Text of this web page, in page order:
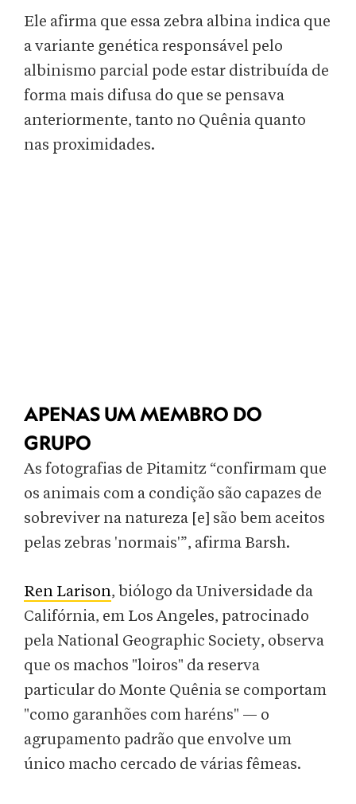
Ele afirma que essa zebra albina indica que
a variante genética responsável pelo
albinismo parcial pode estar distribuída de
forma mais difusa do que se pensava
anteriormente, tanto no Quênia quanto
nas proximidades.
APENAS UM MEMBRO DO
GRUPO
As fotografias de Pitamitz “confirmam que
os animais com a condição são capazes de
sobreviver na natureza [e] são bem aceitos
pelas zebras 'normais'”, afirma Barsh.
Ren Larison, biólogo da Universidade da
Califórnia, em Los Angeles, patrocinado
pela National Geographic Society, observa
que os machos "loiros" da reserva
particular do Monte Quênia se comportam
"como garanhões com haréns" — o
agrupamento padrão que envolve um
único macho cercado de várias fêmeas.